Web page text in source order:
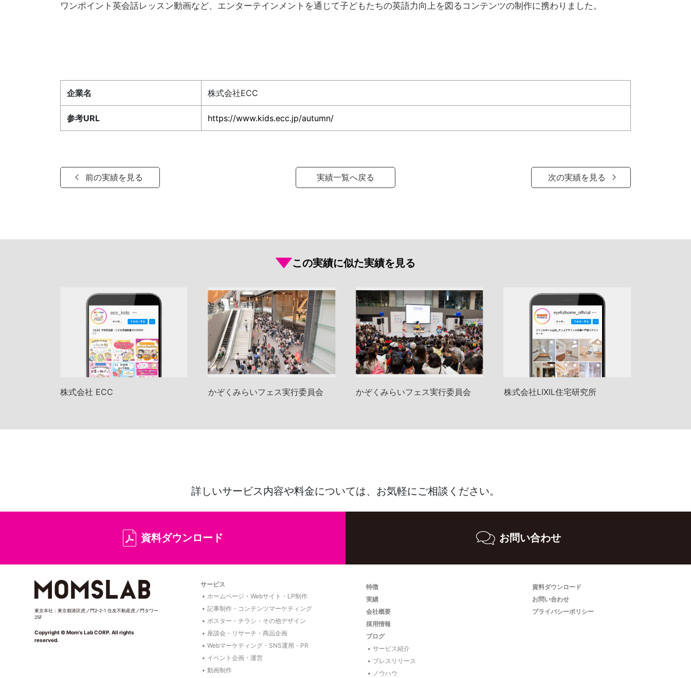
ワンポイント英会話レッスン動画など、エンターテインメントを通じて子どもたちの英語力向上を図るコンテンツの制作に携わりました。
企業名 株式会社ECC
参考URL https://www.kids.ecc.jp/autumn/
前の実績を見る 実績一覧へ戻る 次の実績を見る
この実績に似た実績を見る
株式会社 ECC かぞくみらいフェス実行委員会 かぞくみらいフェス実行委員会 株式会社LIXIL住宅研究所
詳しいサービス内容や料金については、 お気軽にご相談ください。
資料ダウンロード お問い合わせ
東京本社：東京都港区虎ノ門2-2-1 住友不動産虎ノ門タワー
25F
Copyright © Mom's Lab CORP. All rights
reserved.
サービス
ホームページ・Webサイト・LP制作
記事制作・コンテンツマーケティング
ポスター・チラシ・その他デザイン
座談会・リサーチ・商品企画
Webマーケティング・SNS運用・PR
イベント企画・運営
動画制作
特徴
実績
会社概要
採用情報
ブログ
サービス紹介
プレスリリース
ノウハウ
資料ダウンロード
お問い合わせ
プライバシーポリシー